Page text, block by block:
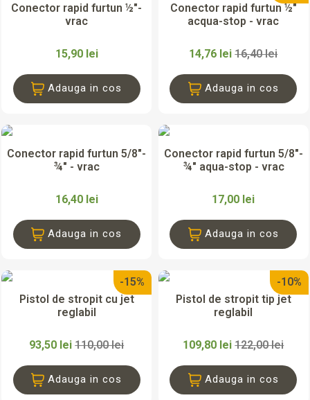
Conector rapid furtun ½"-
vrac
15,90 lei
Adauga in cos
Conector rapid furtun ½"
acqua-stop - vrac
14,76 lei16,40 lei
Adauga in cos
Conector rapid furtun 5/8"-
¾" - vrac
16,40 lei
Adauga in cos
Conector rapid furtun 5/8"-
¾" aqua-stop - vrac
17,00 lei
Adauga in cos
Pistol de stropit cu jet
reglabil
93,50 lei110,00 lei
-15%
Adauga in cos
Pistol de stropit tip jet
reglabil
109,80 lei122,00 lei
-10%
Adauga in cos